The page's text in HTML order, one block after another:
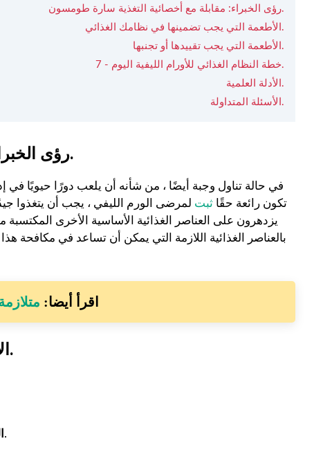
رؤى الخبراء: مقابلة مع أخصائية التغذية سارة طومسون.
الأطعمة التي يجب تضمينها في نظامك الغذائي.
الأطعمة التي يجب تقييدها أو تجنبها.
7 - خطة النظام الغذائي للأورام الليفية اليوم.
الأدلة العلمية.
الأسئلة المتداولة.
رؤى الخبراء: مقابلة مع أخصائية التغذية سارة طومسون.
في حالة تناول وجبة أيضًا ، من شأنه أن يلعب دورًا حيويًا في
تكون رائعة حقًا ثبت لمرضى الورم الليفي ، يجب أن يتغذوا
يزدهرون على العناصر الغذائية الأساسية الأخرى
بالعناصر الغذائية اللازمة التي يمكن أن تساعد في
اقرأ أيضا:
الأطعمة التي يجب تضمينها في نظامك الغذائي.
الدجاج والسمك والتوفو والبقوليات.